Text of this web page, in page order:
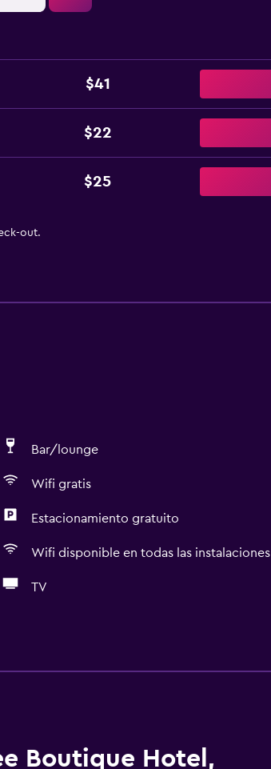
$41
$22
$25
out.
Bar/lounge
Wifi gratis
Estacionamiento gratuito
Wifi disponible en todas las instalaciones
TV
Centro de negocios
Cambio de divisas
Boutique Hotel,